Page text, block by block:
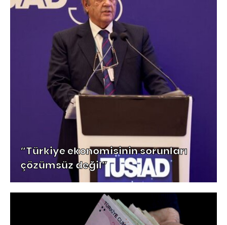
“Türkiye ekonomisinin sorunları
çözümsüz değil”